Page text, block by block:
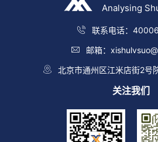
Analysing
联系电话：
邮箱：
北京市通州区江米店街2号
关注我们